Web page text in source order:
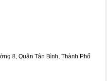
8, Quận Tân Bình, Thành Phố